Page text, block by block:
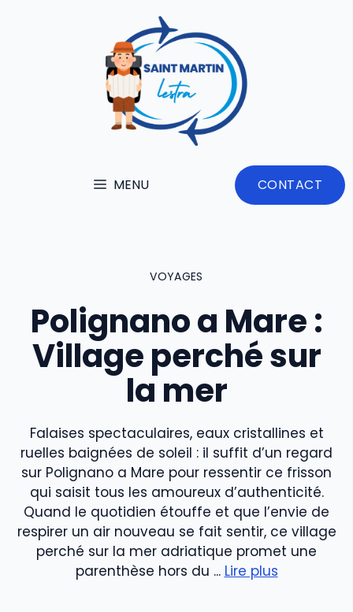
MENU CONTACT
VOYAGES
Polignano a Mare :
Village perché sur
la mer
Falaises spectaculaires, eaux cristallines et
ruelles baignées de soleil : il suffit d’un regard
sur Polignano a Mare pour ressentir ce frisson
qui saisit tous les amoureux d’authenticité.
Quand le quotidien étouffe et que l’envie de
respirer un air nouveau se fait sentir, ce village
perché sur la mer adriatique promet une
parenthèse hors du ... Lire plus